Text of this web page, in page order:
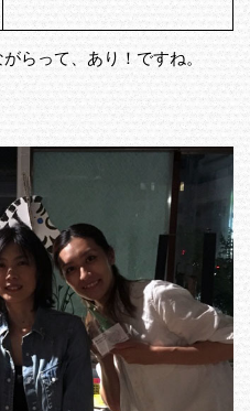
らって、あり！ですね。